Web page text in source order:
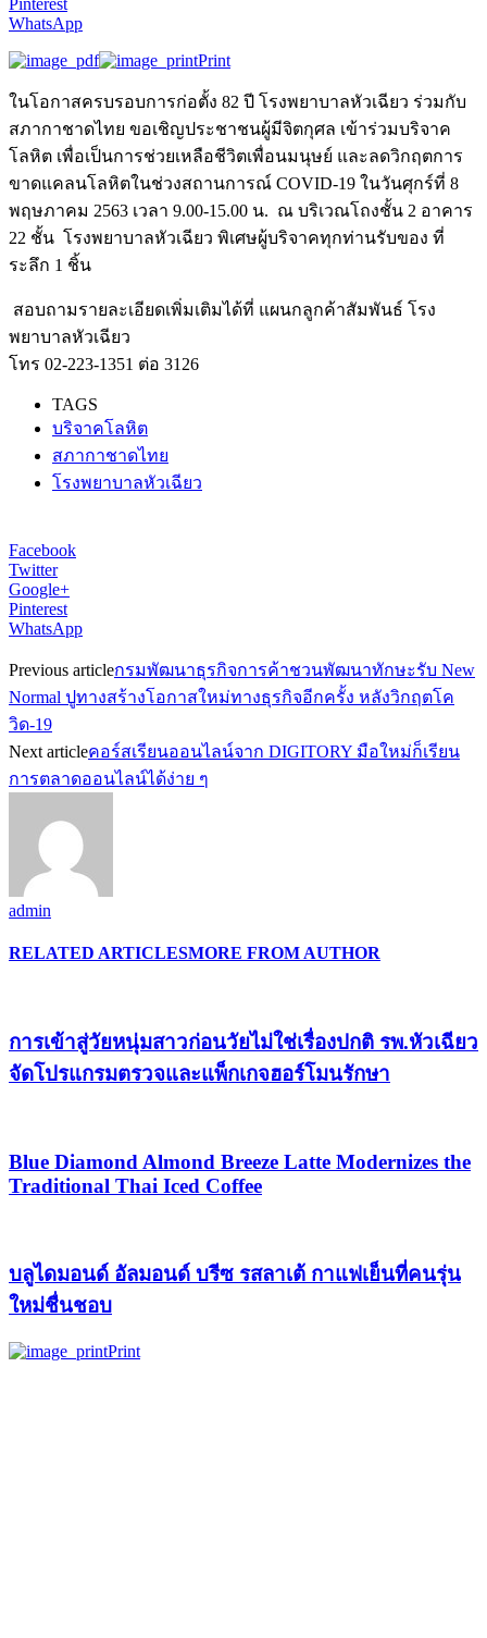
WhatsApp
Print
ในโอกาสครบรอบการก่อตั้ง 82 ปี โรงพยาบาลหัวเฉียว ร่วมกับ
สภากาชาดไทย ขอเชิญประชาชนผู้มีจิตกุศล เข้าร่วมบริจาค
โลหิต เพื่อเป็นการช่วยเหลือชีวิตเพื่อนมนุษย์ และลดวิกฤตการ
ขาดแคลนโลหิตในช่วงสถานการณ์ COVID-19 ในวันศุกร์ที่ 8
พฤษภาคม 2563 เวลา 9.00-15.00 น. ณ บริเวณโถงชั้น 2 อาคาร
22 ชั้น โรงพยาบาลหัวเฉียว พิเศษผู้บริจาคทุกท่านรับของ ที่
ระลึก 1 ชิ้น
สอบถามรายละเอียดเพิ่มเติมได้ที่ แผนกลูกค้าสัมพันธ์ โรง
พยาบาลหัวเฉียว
โทร 02-223-1351 ต่อ 3126
TAGS
บริจาคโลหิต
สภากาชาดไทย
โรงพยาบาลหัวเฉียว
Facebook
Twitter
Google+
Pinterest
WhatsApp
Previous articleกรมพัฒนาธุรกิจการค้าชวนพัฒนาทักษะรับ New
Normal ปูทางสร้างโอกาสใหม่ทางธุรกิจอีกครั้ง หลังวิกฤตโค
วิด-19
Next articleคอร์สเรียนออนไลน์จาก DIGITORY มือใหม่ก็เรียน
การตลาดออนไลน์ได้ง่าย ๆ
admin
RELATED ARTICLESMORE FROM AUTHOR
การเข้าสู่วัยหนุ่มสาวก่อนวัยไม่ใช่เรื่องปกติ รพ.หัวเฉียว
จัดโปรแกรมตรวจและแพ็กเกจฮอร์โมนรักษา
Blue Diamond Almond Breeze Latte Modernizes the
Traditional Thai Iced Coffee
บลูไดมอนด์ อัลมอนด์ บรีซ รสลาเต้ กาแฟเย็นที่คนรุ่น
ใหม่ชื่นชอบ
Print